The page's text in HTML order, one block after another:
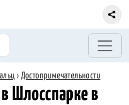
› Достопримечательности
Шлосспарке в